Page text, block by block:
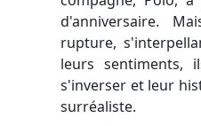
d'anniversaire.
rupture,
leurs sentiments,
s'inverser et leur
surréaliste.